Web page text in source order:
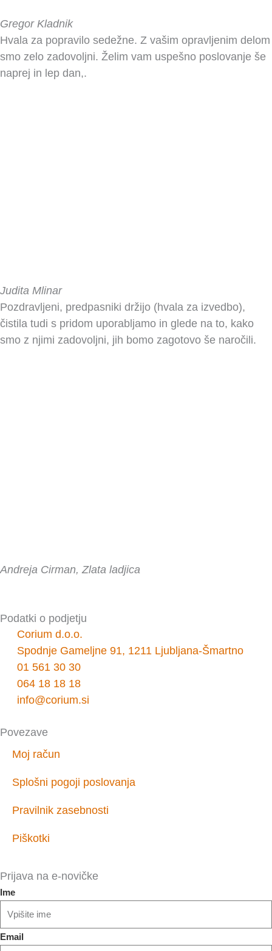
Gregor Kladnik
Hvala za popravilo sedežne. Z vašim opravljenim delom
smo zelo zadovoljni. Želim vam uspešno poslovanje še
naprej in lep dan,.
Judita Mlinar
Pozdravljeni, predpasniki držijo (hvala za izvedbo),
čistila tudi s pridom uporabljamo in glede na to, kako
smo z njimi zadovoljni, jih bomo zagotovo še naročili.
Andreja Cirman, Zlata ladjica
Podatki o podjetju
Corium d.o.o.
Spodnje Gameljne 91, 1211 Ljubljana-Šmartno
01 561 30 30
064 18 18 18
info@corium.si
Povezave
Moj račun
Splošni pogoji poslovanja
Pravilnik zasebnosti
Piškotki
Prijava na e-novičke
Ime
Email